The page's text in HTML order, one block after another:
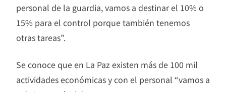
personal de la guardia, vamos a destinar el 10% o
15% para el control porque también tenemos
otras tareas”.
Se conoce que en La Paz existen más de 100 mil
actividades económicas y con el personal “vamos a